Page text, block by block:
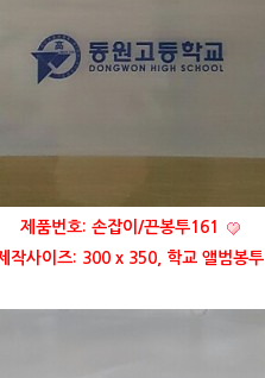
제품번호: 손잡이/끈봉투161
작사이즈: 300 x 350, 학교 앨범봉투